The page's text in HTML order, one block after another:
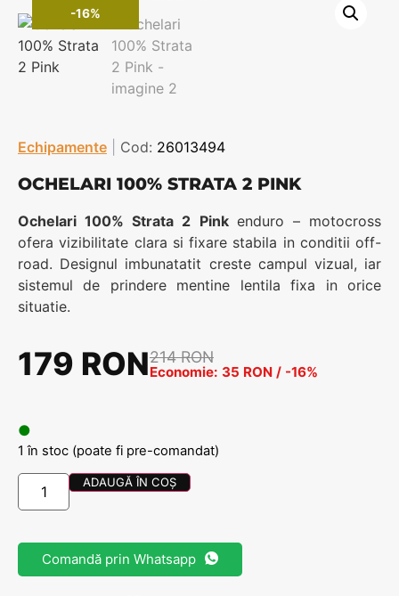
-16%
Echipamente Cod: 26013494
OCHELARI 100% STRATA 2 PINK
Ochelari 100% Strata 2 Pink enduro – motocross
ofera vizibilitate clara si fixare stabila in conditii off-
road. Designul imbunatatit creste campul vizual, iar
sistemul de prindere mentine lentila fixa in orice
situatie.
179 RON214 RON
Economie: 35 RON / -16%
●
1 în stoc (poate fi pre-comandat)
ADAUGĂ ÎN COȘ
Comandă prin Whatsapp